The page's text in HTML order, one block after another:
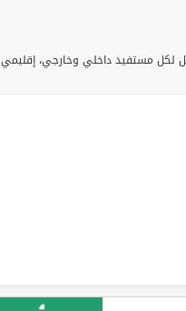
ابتكاري جديد يصل لكل مستفيد داخلي وخارجي، إقليمي